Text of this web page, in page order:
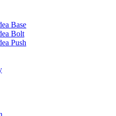
Base
Bolt
Push